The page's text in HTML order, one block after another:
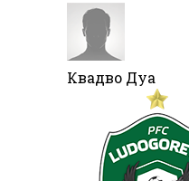
Квадво Дуа